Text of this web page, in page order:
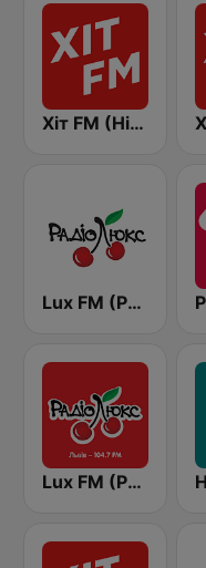
Хіт FM (Hit FM) - Top
Lux FM (Pадіо Люкс)
Lux FM (Pадіо Люкс) Lviv